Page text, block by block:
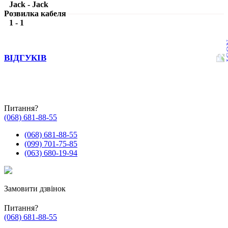
Jack - Jack
Розвилка кабеля
1 - 1
ВІДГУКІВ
Питання?
(068) 681-88-55
(068) 681-88-55
(099) 701-75-85
(063) 680-19-94
Замовити дзвінок
Питання?
(068) 681-88-55